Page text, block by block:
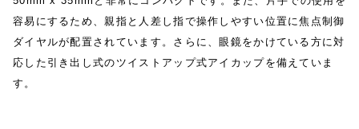
容易にするため、親指と人差し指で操作しやすい位置に焦点制御
ダイヤルが配置されています。さらに、眼鏡をかけている方に対
応した引き出し式のツイストアップ式アイカップを備えていま
す。